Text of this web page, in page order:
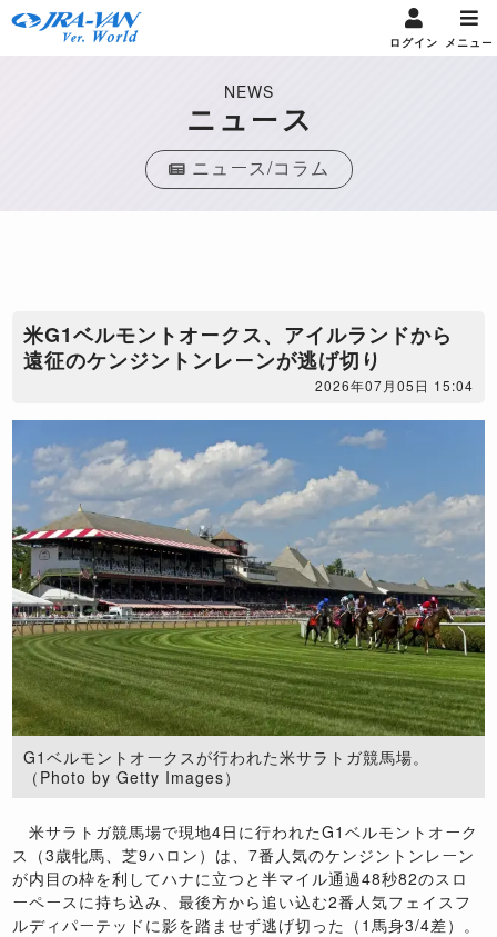
ログイン メニュー
NEWS
ニュース
ニュース/コラム
米G1ベルモントオークス、アイルランドから
遠征のケンジントンレーンが逃げ切り
2026年07月05日 15:04
G1ベルモントオークスが行われた米サラトガ競馬場。
（Photo by Getty Images）
米サラトガ競馬場で現地4日に行われたG1ベルモントオーク
ス（3歳牝馬、芝9ハロン）は、7番人気のケンジントンレーン
が内目の枠を利してハナに立つと半マイル通過48秒82のスロ
ーペースに持ち込み、最後方から追い込む2番人気フェイスフ
ルディパーテッドに影を踏ませず逃げ切った（1馬身3/4差）。